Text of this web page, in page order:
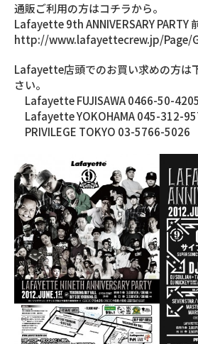
通販ご利用の方はコチラから。
Lafayette 9th ANNIVERSARY PARTY
http://www.lafayettecrew.jp/Page/
Lafayette店頭でのお買い求めの方は
さい。
Lafayette FUJISAWA 0466-50-4205
Lafayette YOKOHAMA 045-312-
PRIVILEGE TOKYO 03-5766-5026